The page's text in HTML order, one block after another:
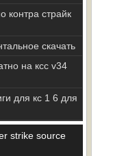
контра страйк
скачать
на ксс v34
для кс 1 6 для
strike source